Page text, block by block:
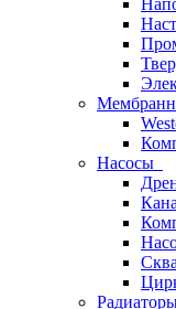
Насосы